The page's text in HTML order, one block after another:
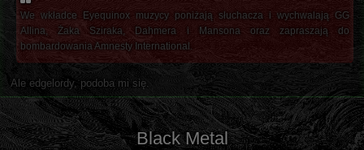
We wkładce Eyequinox muzycy poniżają słuchacza i wychwalają GG
Allina, Żaka Sziraka, Dahmera i Mansona oraz zapraszają do
bombardowania Amnesty International.
Ale edgelordy, podoba mi się.
Black Metal